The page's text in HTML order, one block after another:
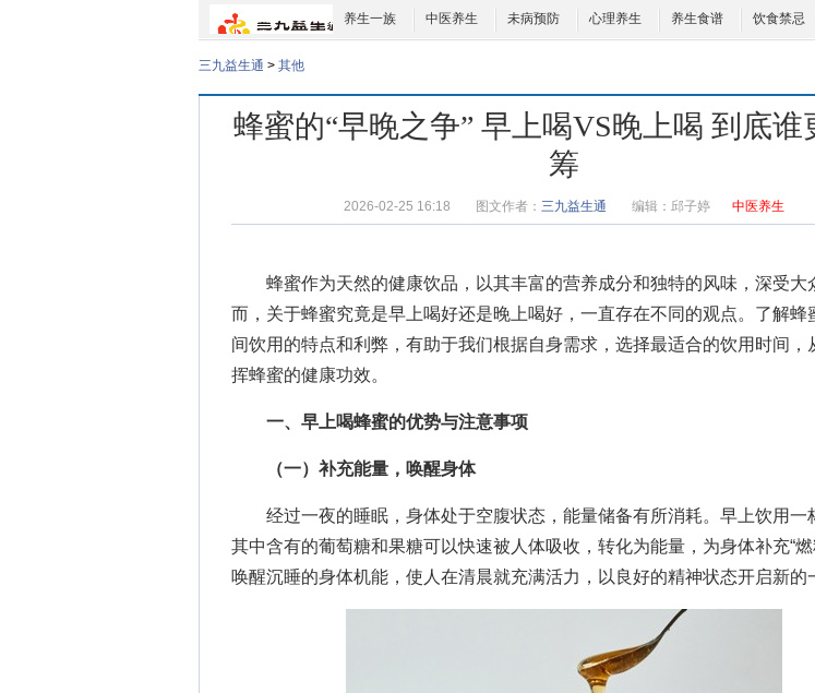
养生一族 中医养生 未病预防 心理养生 养生食谱 饮食禁忌
三九益生通 > 其他
蜂蜜的“早晚之争” 早上喝VS晚上喝 到底谁
筹
2026-02-25 16:18 图文作者： 三九益生通 编辑： 邱子婷 中医养生
蜂蜜作为天然的健康饮品，以其丰富的营养成分和独特的风味，深受大
而，关于蜂蜜究竟是早上喝好还是晚上喝好，一直存在不同的观点。了解蜂
间饮用的特点和利弊，有助于我们根据自身需求，选择最适合的饮用时间，
挥蜂蜜的健康功效。
一、早上喝蜂蜜的优势与注意事项
（一）补充能量，唤醒身体
经过一夜的睡眠，身体处于空腹状态，能量储备有所消耗。早上饮用一
其中含有的葡萄糖和果糖可以快速被人体吸收，转化为能量，为身体补充“燃
唤醒沉睡的身体机能，使人在清晨就充满活力，以良好的精神状态开启新的